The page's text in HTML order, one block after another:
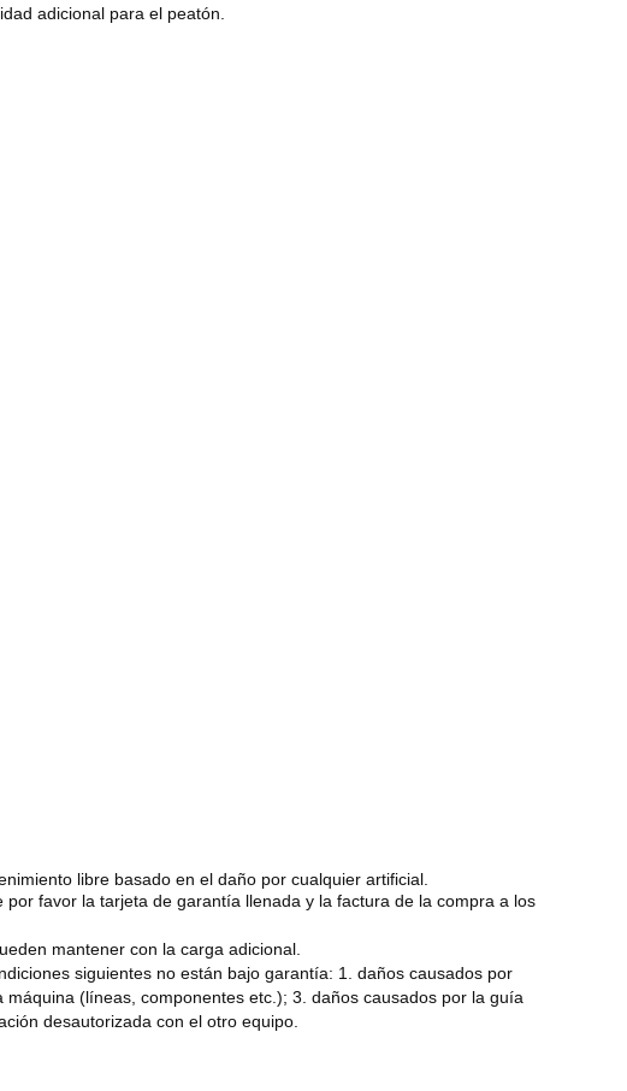
adicional para el peatón.
libre basado en el daño por cualquier artificial.
favor la tarjeta de garantía llenada y la factura de la compra a los
mantener con la carga adicional.
siguientes no están bajo garantía: 1. daños causados por
(líneas, componentes etc.); 3. daños causados por la guía
desautorizada con el otro equipo.